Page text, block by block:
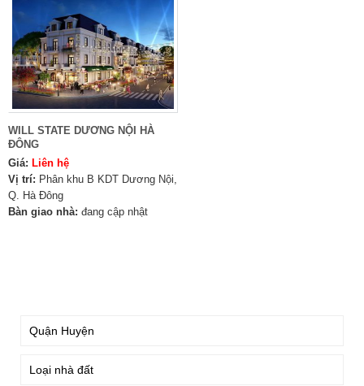
WILL STATE DƯƠNG NỘI HÀ
ĐÔNG
Giá: Liên hệ
Vị trí: Phân khu B KDT Dương Nội,
Q. Hà Đông
Bàn giao nhà: đang cập nhật